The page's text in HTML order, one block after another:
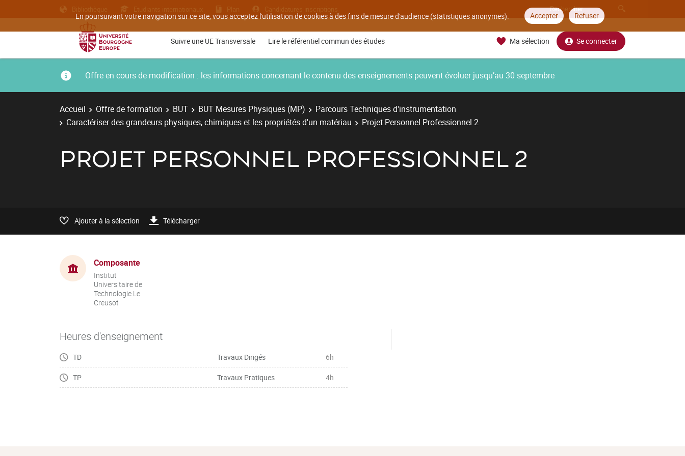
En poursuivant votre navigation sur ce site, vous acceptez l'utilisation de cookies à des fins de mesure d'audience (statistiques anonymes). Accepter Refuser
Bibliothèque Etudiants internationaux Plan Candidatures inscriptions
Suivre une UE Transversale Lire le référentiel commun des études Ma sélection Se connecter
Offre en cours de modification : les informations concernant le contenu des enseignements peuvent évoluer jusqu’au 30 septembre
Accueil Offre de formation BUT BUT Mesures Physiques (MP)
Parcours Techniques d'instrumentation
Caractériser des grandeurs physiques, chimiques et les propriétés d'un matériau
Projet Personnel Professionnel 2
PROJET PERSONNEL PROFESSIONNEL 2
Ajouter à la sélection Télécharger
Composante
Institut
Universitaire de
Technologie Le
Creusot
Heures d'enseignement
TD Travaux Dirigés 6h
TP Travaux Pratiques 4h